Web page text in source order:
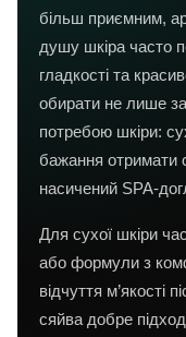
більш приємним,
душу шкіра часто
гладкості та
обирати не лише
потребою шкіри:
бажання отримати
насичений SPA-
Для сухої шкіри
або формули з
відчуття м’якості
сяйва добре